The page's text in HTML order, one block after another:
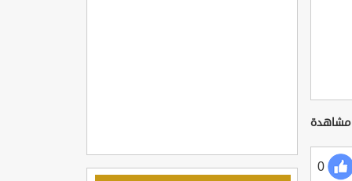
0